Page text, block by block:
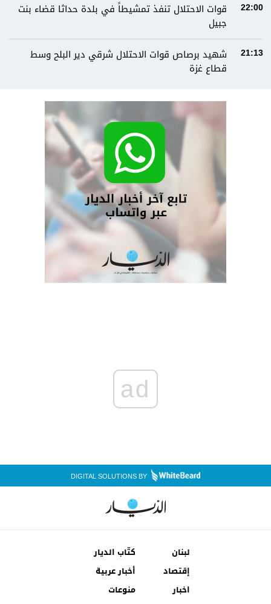
22:00
قوات الاحتلال تنفذ تمشيطاً في بلدة حداثا قضاء بنت
جبيل
21:13
شهيد برصاص قوات الاحتلال شرقي دير البلح وسط
قطاع غزة
ad
DIGITAL SOLUTIONS BY
لبنان
كتّاب الديار
إقتصاد
أخبار عربية
اخبار
منوعات